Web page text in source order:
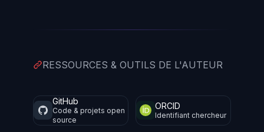
RESSOURCES & OUTILS DE L'AUTEUR
GitHub
Code & projets open
source
ORCID
Identifiant chercheur